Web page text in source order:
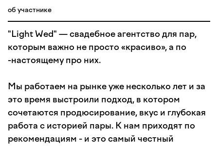
об участнике
"Light Wed" — свадебное агентство для пар,
которым важно не просто «красиво», а по
-настоящему про них.
Мы работаем на рынке уже несколько лет и за
это время выстроили подход, в котором
сочетаются продюсирование, вкус и глубокая
работа с историей пары. К нам приходят по
рекомендациям - и это самый честный